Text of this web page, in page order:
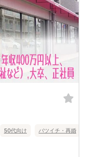
50代向け バツイチ・再婚